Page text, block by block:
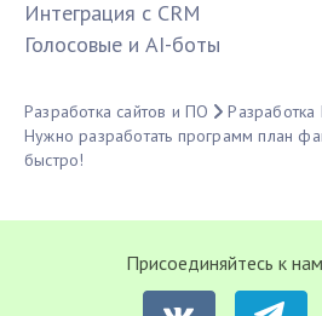
Интеграция с CRM
Голосовые и AI-боты
Разработка сайтов и ПО
Нужно разработать программ план
быстро!
Присоединяйтесь к